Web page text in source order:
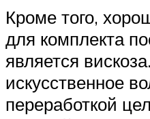
Кроме того,
для комплекта
является
искусственное
переработкой